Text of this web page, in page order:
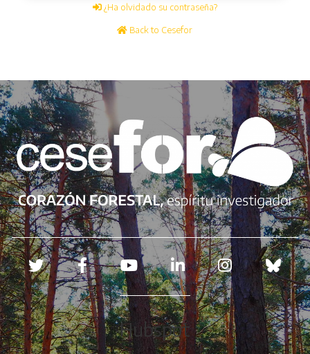
¿Ha olvidado su contraseña?
Back to Cesefor
Redes sociales
Hubspot